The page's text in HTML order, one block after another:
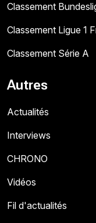
Classement
Classement Ligue 1
Classement Série A
Autres
Actualités
Interviews
CHRONO
Vidéos
Fil d'actualités